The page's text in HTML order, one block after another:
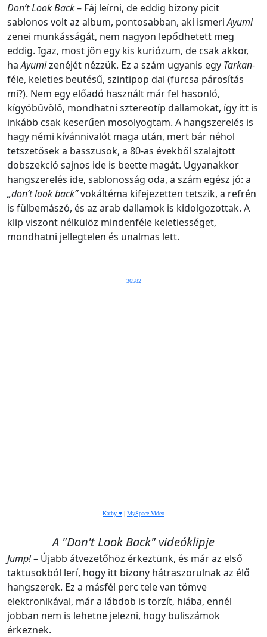
Don’t Look Back– Fáj leírni, de eddig bizony picit
sablonos volt az album, pontosabban, aki ismeriAyumi
zenei munkásságát, nem nagyon lepődhetett meg
eddig. Igaz, most jön egy kis kuriózum, de csak akkor,
haAyumizenéjét nézzük. Ez a szám ugyanis egy Tarkan-
féle, keleties beütésű, szintipop dal (furcsa párosítás
mi?). Nem egy előadó használt már fel hasonló,
kígyóbűvölő, mondhatni sztereotíp dallamokat, így itt is
inkább csak keserűen mosolyogtam. A hangszerelés is
hagy némi kívánnivalót maga után, mert bár néhol
tetszetősek a basszusok, a 80-as évekből szalajtott
dobszekció sajnos ide is beette magát. Ugyanakkor
hangszerelés ide, sablonosság oda, a szám egész jó: a
„don’t look back”vokáltéma kifejezetten tetszik, a refrén
is fülbemászó, és az arab dallamok is kidolgozottak. A
klip viszont nélkülöz mindenféle keletiességet,
mondhatni jellegtelen és unalmas lett.
36582
Kathy ♥ | MySpace Video
A "Don't Look Back" videóklipje
Jump!– Újabb átvezetőhöz érkeztünk, és már az első
taktusokból lerí, hogy itt bizony hátraszorulnak az élő
hangszerek. Ez a másfél perc tele van tömve
elektronikával, már a lábdob is torzít, hiába, ennél
jobban nem is lehetne jelezni, hogy buliszámok
érkeznek.